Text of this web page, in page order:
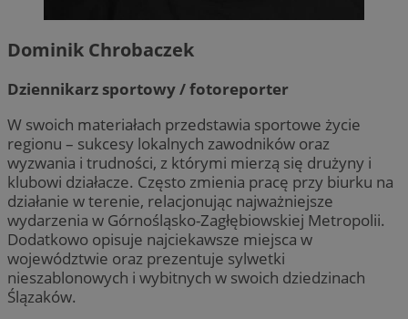
Dominik Chrobaczek
Dziennikarz sportowy / fotoreporter
W swoich materiałach przedstawia sportowe życie
regionu – sukcesy lokalnych zawodników oraz
wyzwania i trudności, z którymi mierzą się drużyny i
klubowi działacze. Często zmienia pracę przy biurku na
działanie w terenie, relacjonując najważniejsze
wydarzenia w Górnośląsko-Zagłębiowskiej Metropolii.
Dodatkowo opisuje najciekawsze miejsca w
województwie oraz prezentuje sylwetki
nieszablonowych i wybitnych w swoich dziedzinach
Ślązaków.